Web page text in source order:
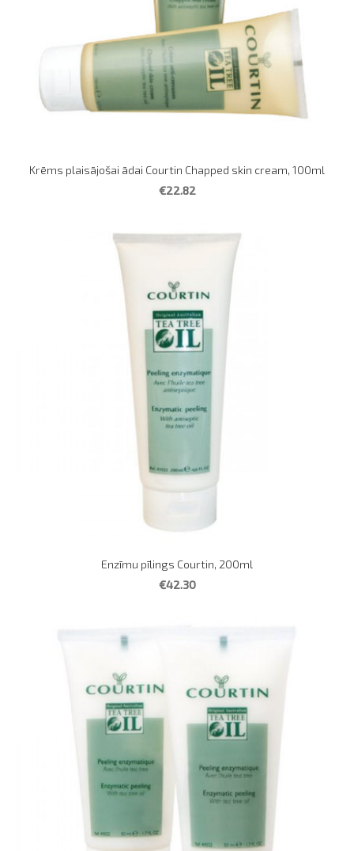
Krēms plaisājošai ādai Courtin Chapped skin cream, 100ml
€22.82
Enzīmu pīlings Courtin, 200ml
€42.30